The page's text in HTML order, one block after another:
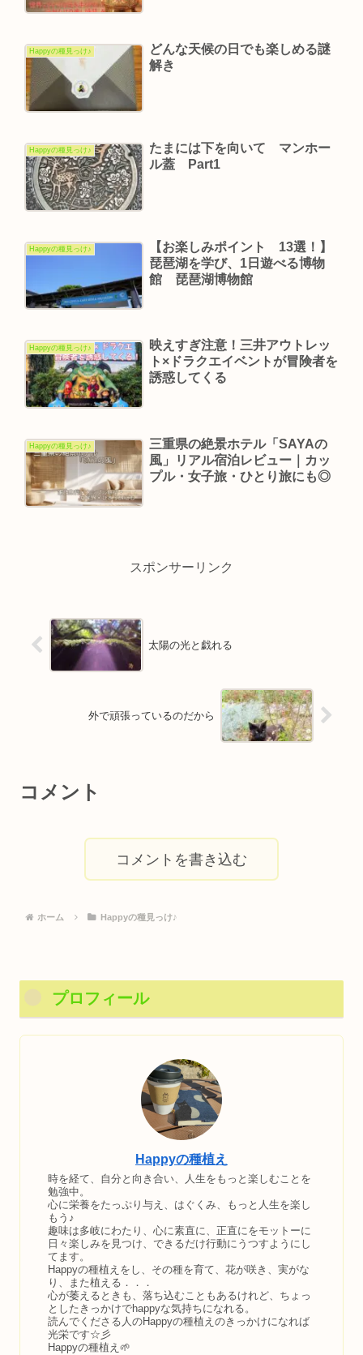
Happyの種見っけ♪
どんな天候の日でも楽しめる謎
解き
Happyの種見っけ♪
たまには下を向いて マンホー
ル蓋 Part1
Happyの種見っけ♪
【お楽しみポイント 13選！】
琵琶湖を学び、1日遊べる博物
館 琵琶湖博物館
Happyの種見っけ♪
映えすぎ注意！三井アウトレッ
ト×ドラクエイベントが冒険者を
誘惑してくる
Happyの種見っけ♪
三重県の絶景ホテル「SAYAの
風」リアル宿泊レビュー｜カッ
プル・女子旅・ひとり旅にも◎
スポンサーリンク
太陽の光と戯れる
外で頑張っているのだから
コメント
コメントを書き込む
ホーム Happyの種見っけ♪
プロフィール
Happyの種植え
時を経て、自分と向き合い、人生をもっと楽しむことを
勉強中。
心に栄養をたっぷり与え、はぐくみ、もっと人生を楽し
もう♪
趣味は多岐にわたり、心に素直に、正直にをモットーに
日々楽しみを見つけ、できるだけ行動にうつすようにし
てます。
Happyの種植えをし、その種を育て、花が咲き、実がな
り、また植える．．．
心が萎えるときも、落ち込むこともあるけれど、ちょっ
としたきっかけでhappyな気持ちになれる。
読んでくださる人のHappyの種植えのきっかけになれば
光栄です☆彡
Happyの種植え🌱